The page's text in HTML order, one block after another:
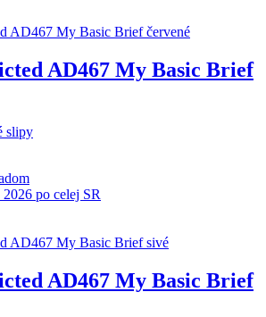
AD467 My Basic Brief
slipy
po celej SR
AD467 My Basic Brief